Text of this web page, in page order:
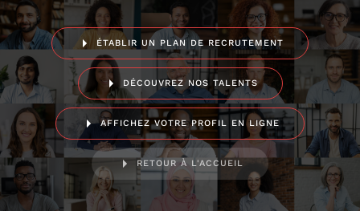
ÉTABLIR UN PLAN DE RECRUTEMENT
DÉCOUVREZ NOS TALENTS
AFFICHEZ VOTRE PROFIL EN LIGNE
RETOUR À L'ACCUEIL